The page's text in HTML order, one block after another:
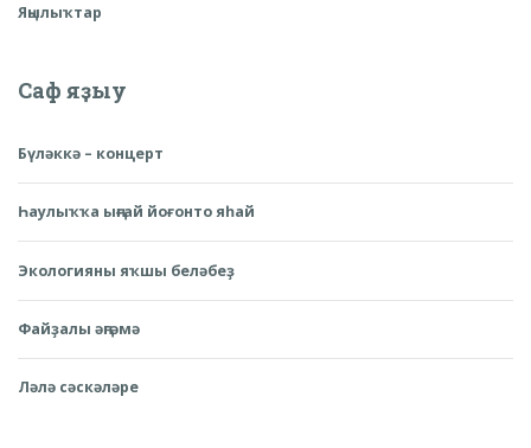
Яңылыҡтар
Саф яҙыу
Бүләккә – концерт
Һаулыҡҡа ыңғай йоғонто яһай
Экологияны яҡшы беләбеҙ
Файҙалы әңгәмә
Ләлә сәскәләре